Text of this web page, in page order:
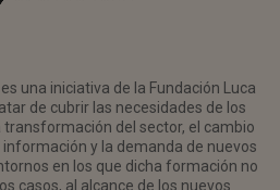
una iniciativa de la Fundación Luca
de cubrir las necesidades de los
del sector, el cambio
y la demanda de nuevos
en los que dicha formación no
casos, al alcance de los nuevos